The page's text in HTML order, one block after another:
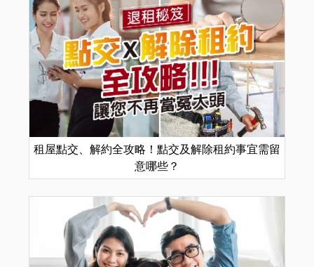
租屋點交、解約全攻略！點交及解除租約事宜需留
意哪些？